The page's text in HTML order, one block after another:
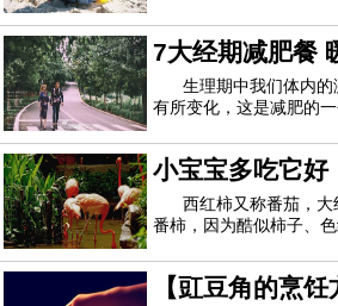
热性的吗？啥人不宜吃
为你们解答。哈密瓜是
量高、糖分高的水果。
7大经期减肥餐
生理期中我们体内
有所变化，这是减肥的
不会造成肥胖，那么现
减肥食谱给你，让你在
拌海带原料：海带、蒜
小宝宝多吃它好
西红柿又称番茄，
番柿，因为酷似柿子、
宜食的营养食品。 西红
物质、维生素、碳水化
【豇豆角的烹